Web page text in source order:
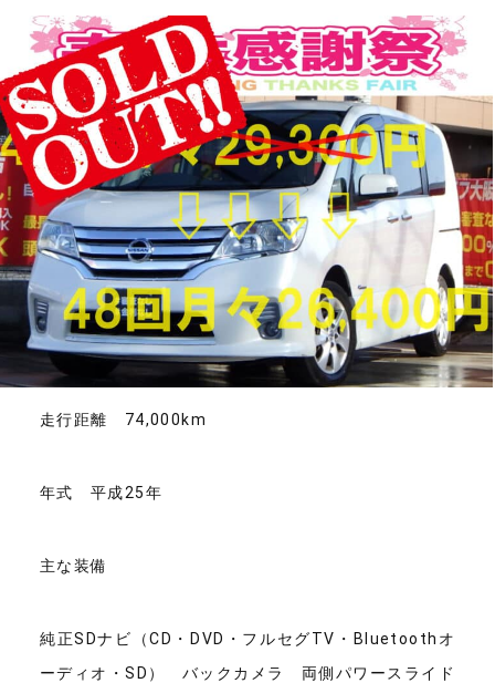
走行距離 74,000km
年式 平成25年
主な装備
純正SDナビ（CD・DVD・フルセグTV・Bluetoothオ
ーディオ・SD） バックカメラ 両側パワースライド